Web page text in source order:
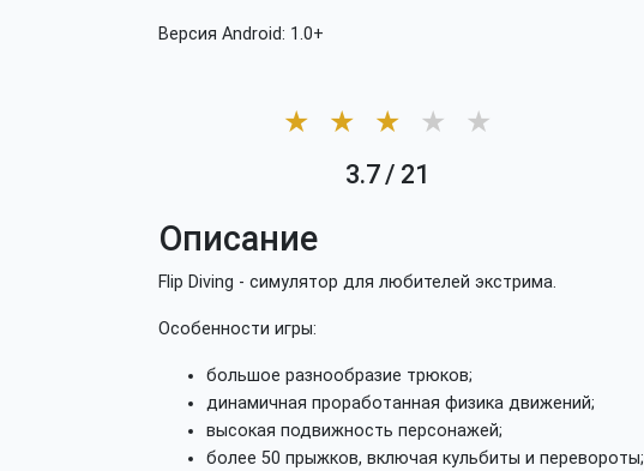
Версия Android: 1.0+
★ ★ ★ ★ ★
3.7/ 21
Описание
Flip Diving - симулятор для любителей экстрима.
Особенности игры:
большое разнообразие трюков;
динамичная проработанная физика движений;
высокая подвижность персонажей;
более 50 прыжков, включая кульбиты и перевороты;